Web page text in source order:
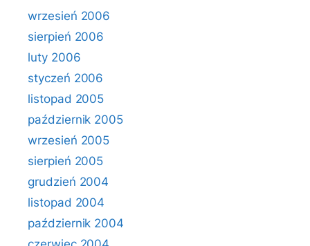
wrzesień 2006
sierpień 2006
luty 2006
styczeń 2006
listopad 2005
październik 2005
wrzesień 2005
sierpień 2005
grudzień 2004
listopad 2004
październik 2004